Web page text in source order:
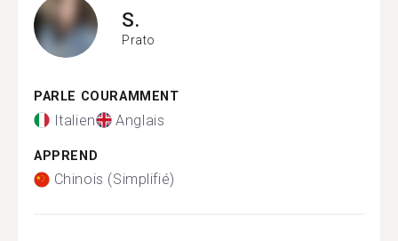
S.
Prato
PARLE COURAMMENT
Italien Anglais
APPREND
Chinois (Simplifié)